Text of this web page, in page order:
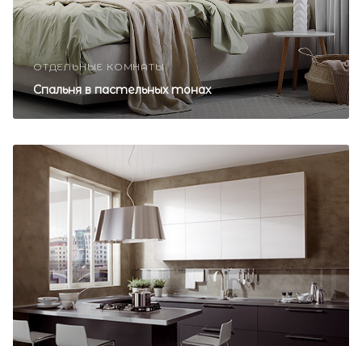
ОТДЕЛЬНЫЕ КОМНАТЫ
Спальня в пастельных тонах